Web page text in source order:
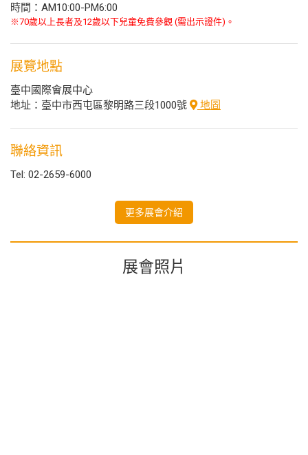
時間：AM10:00-PM6:00
※70歲以上長者及12歲以下兒童免費參觀 (需出示證件)。
展覽地點
臺中國際會展中心
地址：臺中市西屯區黎明路三段1000號
地圖
聯絡資訊
Tel: 02-2659-6000
更多展會介紹
展會照片